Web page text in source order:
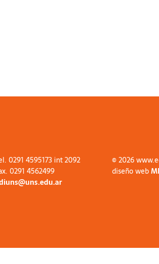
0291 4595173 int 2092
0291 4562499
© 2026
diseño web